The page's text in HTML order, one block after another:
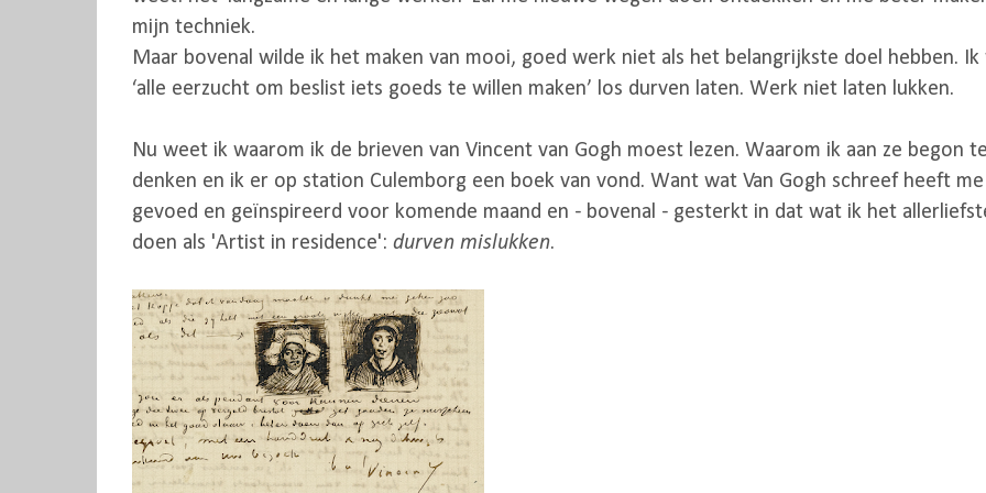
mijn techniek.
Maar bovenal wilde ik het maken van mooi, goed werk niet als het belangrijkste doel hebben. Ik
‘alle eerzucht om beslist iets goeds te willen maken’ los durven laten. Werk niet laten lukken.
Nu weet ik waarom ik de brieven van Vincent van Gogh moest lezen. Waarom ik aan ze begon te
denken en ik er op station Culemborg een boek van vond. Want wat Van Gogh schreef heeft me
gevoed en geïnspireerd voor komende maand en - bovenal - gesterkt in dat wat ik het
doen als 'Artist in residence': durven mislukken.